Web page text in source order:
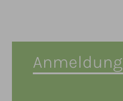
Anmeldung